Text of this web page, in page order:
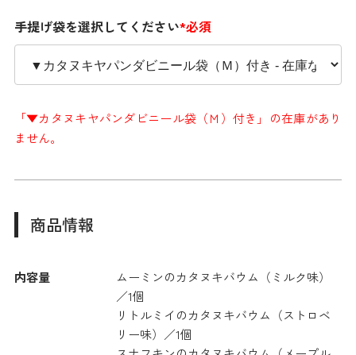
手提げ袋を選択してください*必須
「▼カタヌキヤパンダビニール袋（Ｍ）付き」の在庫があり
ません。
商品情報
内容量
ムーミンのカタヌキバウム（ミルク味）
／1個
リトルミイのカタヌキバウム（ストロベ
リー味）／1個